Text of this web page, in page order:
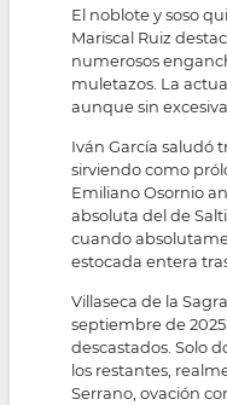
El noblote y soso
Mariscal Ruiz
numerosos
muletazos. La
aunque sin
Iván García saludó
sirviendo como
Emiliano Osornio
absoluta del de
cuando
estocada entera
Villaseca de la
septiembre de
descastados. Solo
los restantes,
Serrano, ovación